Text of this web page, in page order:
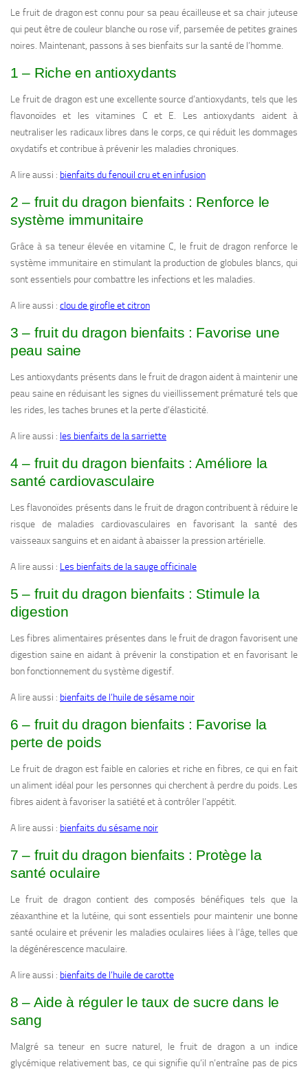
Le fruit de dragon est connu pour sa peau écailleuse et sa chair juteuse
qui peut être de couleur blanche ou rose vif, parsemée de petites graines
noires. Maintenant, passons à ses bienfaits sur la santé de l’homme.
1 – Riche en antioxydants
Le fruit de dragon est une excellente source d’antioxydants, tels que les
flavonoïdes et les vitamines C et E. Les antioxydants aident à
neutraliser les radicaux libres dans le corps, ce qui réduit les dommages
oxydatifs et contribue à prévenir les maladies chroniques.
A lire aussi : bienfaits du fenouil cru et en infusion
2 – fruit du dragon bienfaits : Renforce le
système immunitaire
Grâce à sa teneur élevée en vitamine C, le fruit de dragon renforce le
système immunitaire en stimulant la production de globules blancs, qui
sont essentiels pour combattre les infections et les maladies.
A lire aussi : clou de girofle et citron
3 – fruit du dragon bienfaits : Favorise une
peau saine
Les antioxydants présents dans le fruit de dragon aident à maintenir une
peau saine en réduisant les signes du vieillissement prématuré tels que
les rides, les taches brunes et la perte d’élasticité.
A lire aussi : les bienfaits de la sarriette
4 – fruit du dragon bienfaits : Améliore la
santé cardiovasculaire
Les flavonoïdes présents dans le fruit de dragon contribuent à réduire le
risque de maladies cardiovasculaires en favorisant la santé des
vaisseaux sanguins et en aidant à abaisser la pression artérielle.
A lire aussi : Les bienfaits de la sauge officinale
5 – fruit du dragon bienfaits : Stimule la
digestion
Les fibres alimentaires présentes dans le fruit de dragon favorisent une
digestion saine en aidant à prévenir la constipation et en favorisant le
bon fonctionnement du système digestif.
A lire aussi : bienfaits de l’huile de sésame noir
6 – fruit du dragon bienfaits : Favorise la
perte de poids
Le fruit de dragon est faible en calories et riche en fibres, ce qui en fait
un aliment idéal pour les personnes qui cherchent à perdre du poids. Les
fibres aident à favoriser la satiété et à contrôler l’appétit.
A lire aussi : bienfaits du sésame noir
7 – fruit du dragon bienfaits : Protège la
santé oculaire
Le fruit de dragon contient des composés bénéfiques tels que la
zéaxanthine et la lutéine, qui sont essentiels pour maintenir une bonne
santé oculaire et prévenir les maladies oculaires liées à l’âge, telles que
la dégénérescence maculaire.
A lire aussi : bienfaits de l’huile de carotte
8 – Aide à réguler le taux de sucre dans le
sang
Malgré sa teneur en sucre naturel, le fruit de dragon a un indice
glycémique relativement bas, ce qui signifie qu’il n’entraîne pas de pics